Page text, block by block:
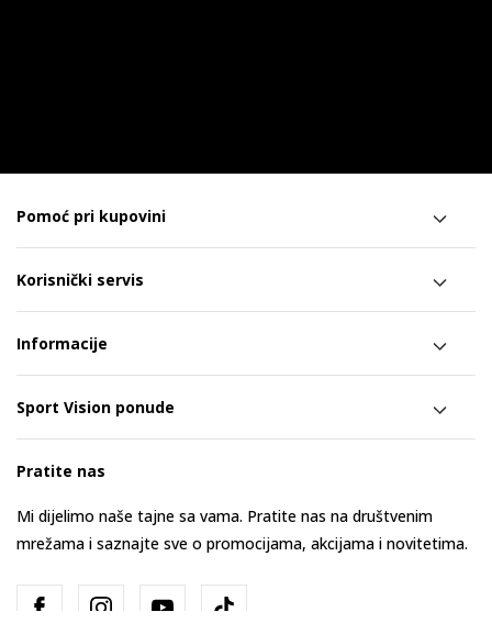
Pomoć pri kupovini
Korisnički servis
Informacije
Sport Vision ponude
Pratite nas
Mi dijelimo naše tajne sa vama. Pratite nas na društvenim
mrežama i saznajte sve o promocijama, akcijama i novitetima.